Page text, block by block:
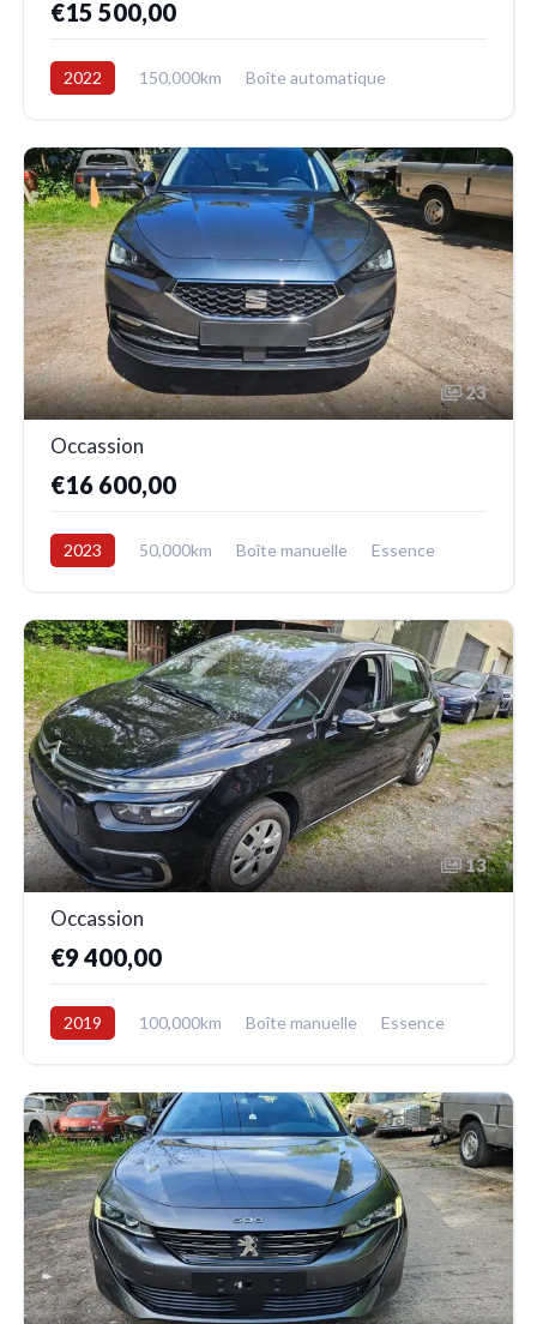
€15 500,00
2022 150,000km
Boîte automatique
23
Occassion
€16 600,00
2023 50,000km Boîte manuelle
Essence
13
Occassion
€9 400,00
2019 100,000km Boîte manuelle
Essence